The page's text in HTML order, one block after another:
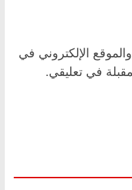
الإلكتروني في
في تعليقي.